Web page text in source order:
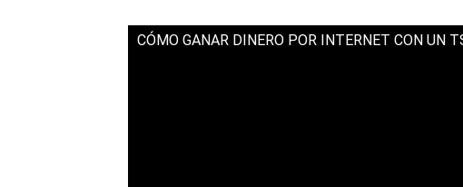
CÓMO GANAR DINERO POR INTERNET CON UN